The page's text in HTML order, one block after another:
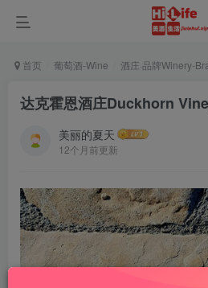
首页 葡萄酒-Wine 酒庄·品牌Winery-
达克霍恩酒庄Duckhorn
美丽的夏天
12个月前更新